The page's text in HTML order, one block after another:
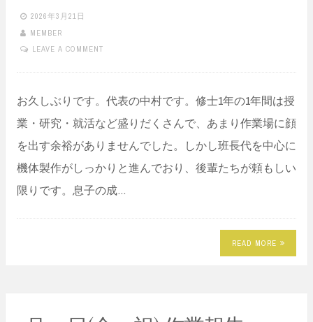
2026年3月21日
MEMBER
LEAVE A COMMENT
お久しぶりです。代表の中村です。修士1年の1年間は授
業・研究・就活など盛りだくさんで、あまり作業場に顔
を出す余裕がありませんでした。しかし班長代を中心に
機体製作がしっかりと進んでおり、後輩たちが頼もしい
限りです。息子の成…
READ MORE